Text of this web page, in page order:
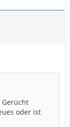
Gerücht
oder ist